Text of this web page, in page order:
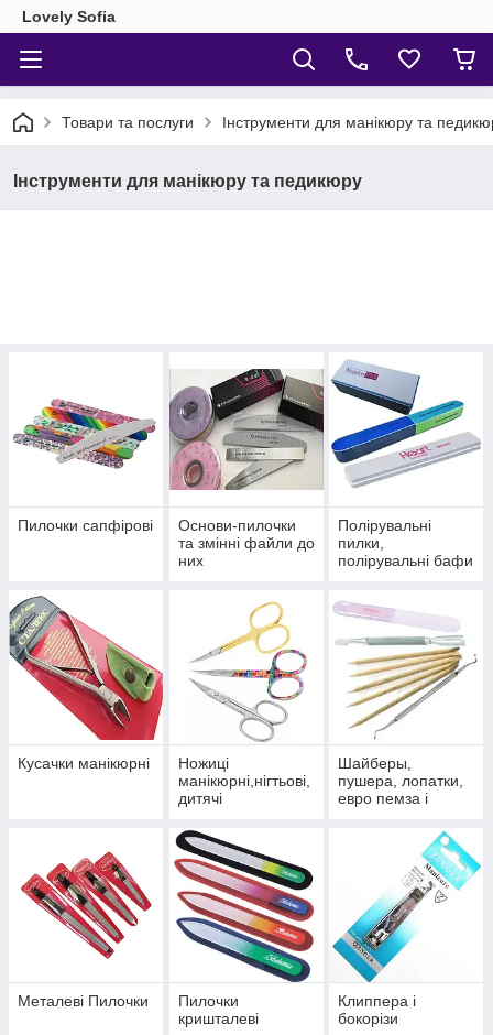
Lovely Sofia
Товари та послуги Інструменти для манікюру та
Інструменти для манікюру та педикюру
Пилочки сапфірові
Основи-пилочки
та змінні файли до
них
Полірувальні
пилки,
полірувальні бафи
Кусачки манікюрні
Ножиці
манікюрні,нігтьові,
дитячі
Шайберы,
пушера, лопатки,
евро пемза і
Металеві Пилочки
Пилочки
кришталеві
Клиппера і
бокорізи